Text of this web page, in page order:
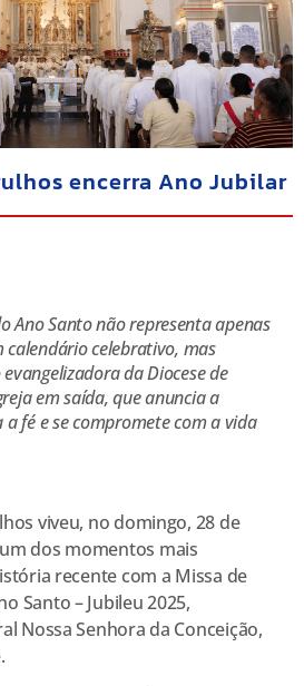
encerra Ano Jubilar
Ano Santo não representa apenas
calendário celebrativo, mas
da Diocese de
em saída, que anuncia a
a fé e se compromete com a vida
viveu, no domingo, 28 de
dos momentos mais
recente com a Missa de
Santo – Jubileu 2025,
Nossa Senhora da Conceição,